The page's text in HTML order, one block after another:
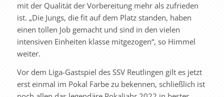
mit der Qualität der Vorbereitung mehr als zufrieden
ist. „Die Jungs, die fit auf dem Platz standen, haben
einen tollen Job gemacht und sind in den vielen
intensiven Einheiten klasse mitgezogen“, so Himmel
weiter.
Vor dem Liga-Gastspiel des SSV Reutlingen gilt es jetzt
erst einmal im Pokal Farbe zu bekennen, schließlich ist